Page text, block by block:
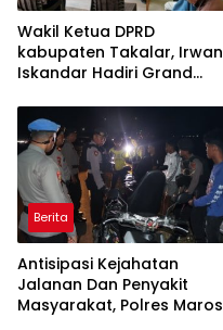
Wakil Ketua DPRD
kabupaten Takalar, Irwan
Iskandar Hadiri Grand
Pertama di Takalar,
Melayani Terapis Gratis
untuk Pasien Dhuafa dan
umum.
Berita
Antisipasi Kejahatan
Jalanan Dan Penyakit
Masyarakat, Polres Maros